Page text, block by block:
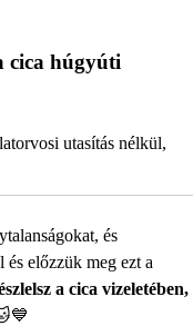
cica húgyúti
utasítás nélkül,
és
előzzük meg ezt a
a cica vizeletében,